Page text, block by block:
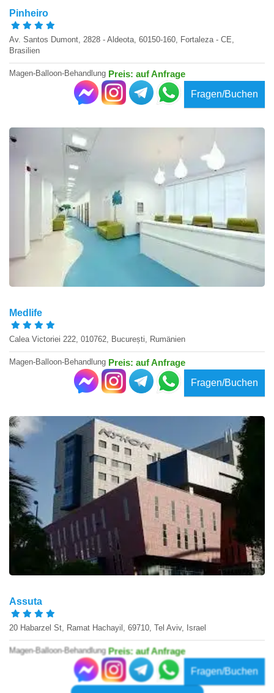
Pinheiro
Av. Santos Dumont, 2828 - Aldeota, 60150-160, Fortaleza - CE,
Brasilien
Magen-Balloon-Behandlung Preis: auf Anfrage
Fragen/Buchen
Medlife
Calea Victoriei 222, 010762, București, Rumänien
Magen-Balloon-Behandlung Preis: auf Anfrage
Fragen/Buchen
Assuta
20 Habarzel St, Ramat Hachayil, 69710, Tel Aviv, Israel
Magen-Balloon-Behandlung Preis: auf Anfrage
Fragen/Buchen